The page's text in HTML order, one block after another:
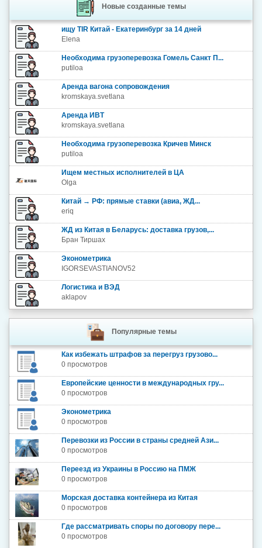
Новые созданные темы
ищу TIR Китай - Екатеринбург за 14 дней
Elena
Необходима грузоперевозка Гомель Санкт П...
putiloa
Аренда вагона сопровождения
kromskaya.svetlana
Аренда ИВТ
kromskaya.svetlana
Необходима грузоперевозка Кричев Минск
putiloa
Ищем местных исполнителей в ЦА
Olga
Китай → РФ: прямые ставки (авиа, ЖД...
eriq
ЖД из Китая в Беларусь: доставка грузов,...
Бран Тиршах
Эконометрика
IGORSEVASTIANOV52
Логистика и ВЭД
aklapov
Популярные темы
Как избежать штрафов за перегруз грузово...
0 просмотров
Европейские ценности в международных гру...
0 просмотров
Эконометрика
0 просмотров
Перевозки из России в страны средней Ази...
0 просмотров
Переезд из Украины в Россию на ПМЖ
0 просмотров
Морская доставка контейнера из Китая
0 просмотров
Где рассматривать споры по договору пере...
0 просмотров